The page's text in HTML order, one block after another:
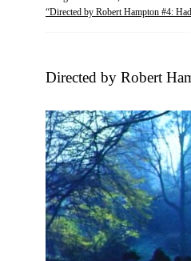
“Directed by Robert Hampton #4:
Directed by Robert